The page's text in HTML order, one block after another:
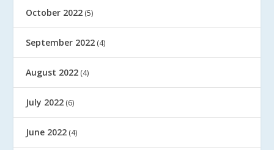
October 2022 (5)
September 2022 (4)
August 2022 (4)
July 2022 (6)
June 2022 (4)